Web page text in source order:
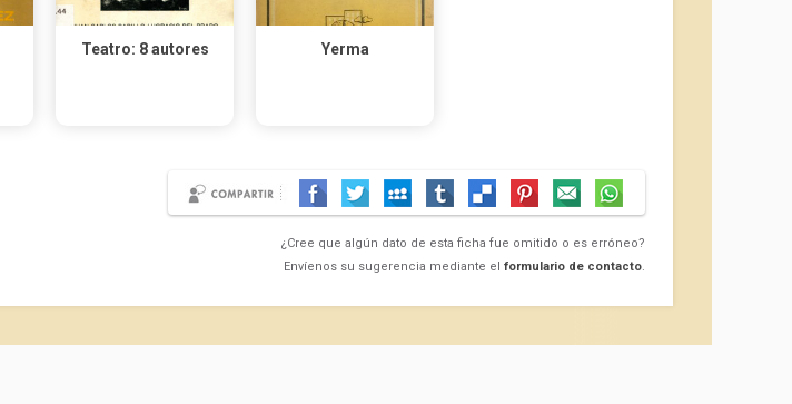
Teatro: 8 autores Yerma
¿Cree que algún dato de esta ficha fue omitido o es erróneo?
Envíenos su sugerencia mediante el formulario de contacto.